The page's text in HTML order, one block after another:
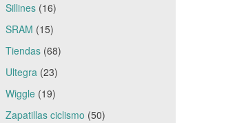
Sillines(16)
SRAM (15)
Tiendas(68)
Ultegra(23)
Wiggle(19)
Zapatillas ciclismo (50)